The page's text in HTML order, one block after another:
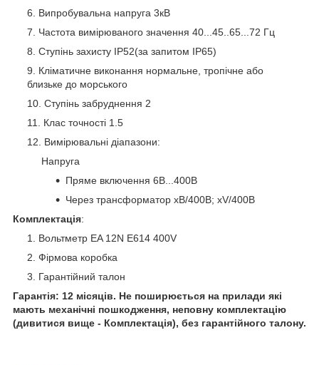
Випробувальна напруга 3кВ
Частота вимірюваного значення 40...45..65...72 Гц
Ступінь захисту IP52(за запитом IP65)
Кліматичне виконання нормальне, тропічне або
близьке до морського
Ступінь забруднення 2
Клас точності 1.5
Вимірювальні діапазони:
Напруга
Пряме включення 6В...400В
Через трансформатор хВ/400В; xV/400B
Комплектація:
Вольтметр EA 12N E614 400V
Фірмова коробка
Гарантійний талон
Гарантія: 12 місяців. Не поширюється на прилади які
мають механічні пошкодження, неповну комплектацію
(дивитися вище - Комплектація), без гарантійного талону.